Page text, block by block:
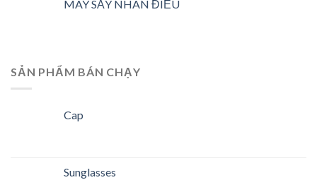
MÁY SẤY NHÂN ĐIỀU
SẢN PHẨM BÁN CHẠY
Cap
Sunglasses